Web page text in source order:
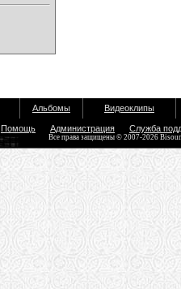
Альбомы Видеоклипы
Помощь Администрация Служба
Все права защищены © 2007-2026